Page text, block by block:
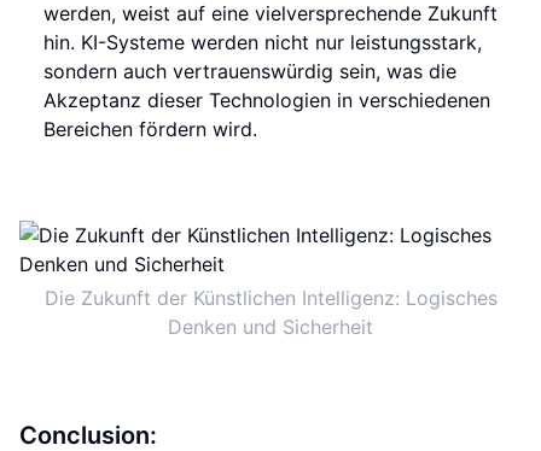
werden, weist auf eine vielversprechende Zukunft
hin. KI-Systeme werden nicht nur leistungsstark,
sondern auch vertrauenswürdig sein, was die
Akzeptanz dieser Technologien in verschiedenen
Bereichen fördern wird.
Die Zukunft der Künstlichen Intelligenz: Logisches
Denken und Sicherheit
Conclusion: